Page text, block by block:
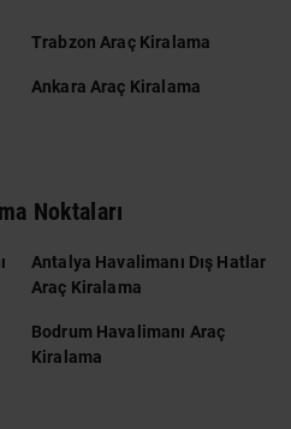
Trabzon Araç Kiralama
Ankara Araç Kiralama
Noktaları
Antalya Havalimanı Dış Hatlar
Araç Kiralama
Bodrum Havalimanı Araç
Kiralama